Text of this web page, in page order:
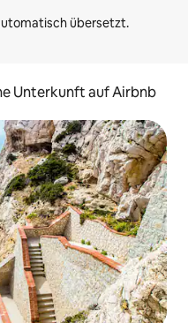
Unterkunft auf Airbnb